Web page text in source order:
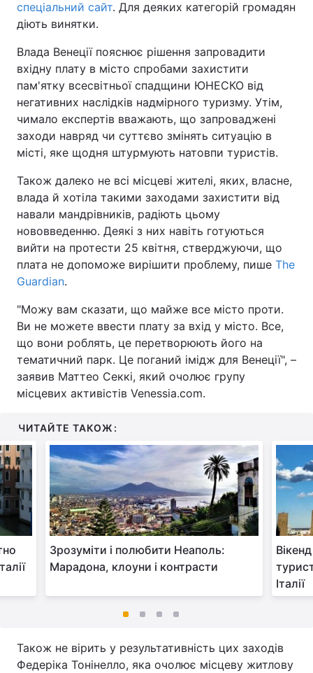
спеціальний сайт. Для деяких категорій громадян
діють винятки.
Влада Венеції пояснює рішення запровадити
вхідну плату в місто спробами захистити
пам'ятку всесвітньої спадщини ЮНЕСКО від
негативних наслідків надмірного туризму. Утім,
чимало експертів вважають, що запроваджені
заходи навряд чи суттєво змінять ситуацію в
місті, яке щодня штурмують натовпи туристів.
Також далеко не всі місцеві жителі, яких, власне,
влада й хотіла такими заходами захистити від
навали мандрівників, радіють цьому
нововведенню. Деякі з них навіть готуються
вийти на протести 25 квітня, стверджуючи, що
плата не допоможе вирішити проблему, пише The
Guardian.
"Можу вам сказати, що майже все місто проти.
Ви не можете ввести плату за вхід у місто. Все,
що вони роблять, це перетворюють його на
тематичний парк. Це поганий імідж для Венеції", –
заявив Маттео Секкі, який очолює групу
місцевих активістів Venessia.com.
ЧИТАЙТЕ ТАКОЖ:
Зрозуміти і полюбити Неаполь:
Марадона, клоуни і контрасти
Італії
Також не вірить у результативність цих заходів
Федеріка Тонінелло, яка очолює місцеву житлову